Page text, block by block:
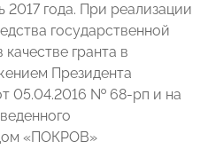
года. При реализации
государственной
гранта в
Президента
05.04.2016 № 68-рп и на
«ПОКРОВ»